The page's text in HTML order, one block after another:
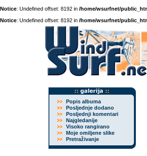
Notice: Undefined offset: 8192 in /home/wsurfnet/
Notice: Undefined offset: 8192 in /home/wsurfnet/
Popis albuma
Posljednje dodano
Posljednji komentari
Najgledanije
Visoko rangirano
Moje omiljene slike
Pretraživanje